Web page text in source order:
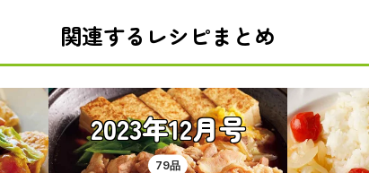
関連するレシピまとめ
2023年12月号
79品